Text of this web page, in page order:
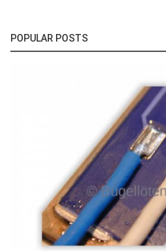
POPULAR POSTS